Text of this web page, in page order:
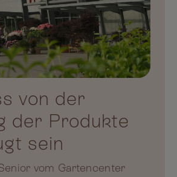
von der
der Produkte
sein
vom Gartencenter